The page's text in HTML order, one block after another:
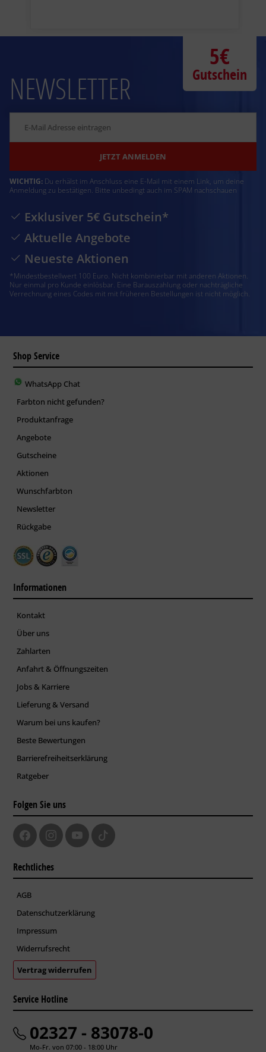
NEWSLETTER
JETZT ANMELDEN
WICHTIG: Du erhälst im Anschluss eine E-Mail mit einem Link, um deine
Anmeldung zu bestätigen. Bitte unbedingt auch im SPAM nachschauen
Exklusiver 5€ Gutschein*
Aktuelle Angebote
Neueste Aktionen
*Mindestbestellwert 100 Euro. Nicht kombinierbar mit anderen Aktionen.
Nur einmal pro Kunde einlösbar. Eine Barauszahlung oder nachträgliche
Verrechnung eines Codes mit mit früheren Bestellungen ist nicht möglich.
5€
Gutschein
Shop Service
WhatsApp Chat
Farbton nicht gefunden?
Produktanfrage
Angebote
Gutscheine
Aktionen
Wunschfarbton
Newsletter
Rückgabe
Informationen
Kontakt
Über uns
Zahlarten
Anfahrt & Öffnungszeiten
Jobs & Karriere
Lieferung & Versand
Warum bei uns kaufen?
Beste Bewertungen
Barrierefreiheitserklärung
Ratgeber
Folgen Sie uns
Rechtliches
AGB
Datenschutzerklärung
Impressum
Widerrufsrecht
Vertrag widerrufen
Service Hotline
02327 - 83078-0
Mo-Fr. von 07:00 - 18:00 Uhr